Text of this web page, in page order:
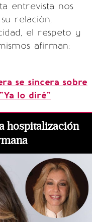
entrevista nos
relación,
el respeto y
afirman:
se sincera sobre
lo diré"
hospitalización